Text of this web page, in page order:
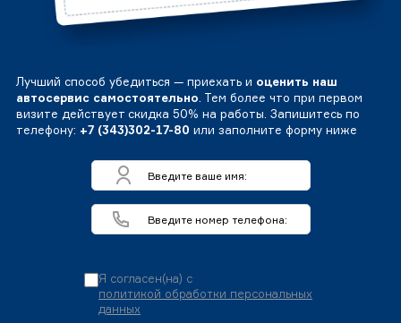
Лучший способ убедиться — приехать и оценить наш
автосервис самостоятельно. Тем более что при первом
визите действует скидка 50% на работы. Запишитесь по
телефону: +7 (343)302-17-80 или заполните форму ниже
Я согласен(на) с
политикой обработки персональных
данных